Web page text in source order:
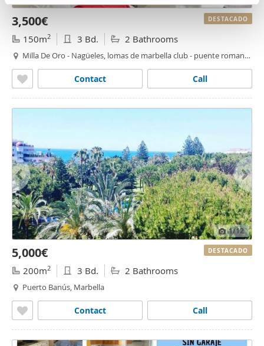
partir del uso que haya hecho de sus servicios.
n
3,500€
150m2 3 Bd. 2 Bathrooms
Milla De Oro - Nagüeles, lomas de marbella club - puente romano,
Call
Contact
DESTACADO
1/12
5,000€
200m2 3 Bd. 2 Bathrooms
Puerto Banús, Marbella
Call
Contact
DESTACADO